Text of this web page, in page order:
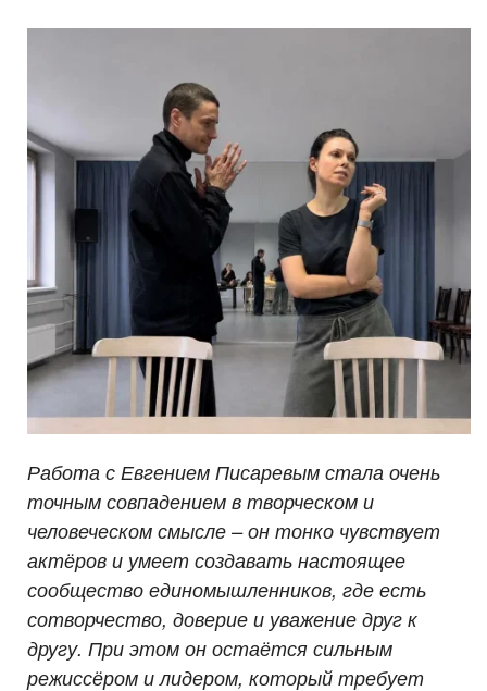
Работа с Евгением Писаревым стала очень
точным совпадением в творческом и
человеческом смысле – он тонко чувствует
актёров и умеет создавать настоящее
сообщество единомышленников, где есть
сотворчество, доверие и уважение друг к
другу. При этом он остаётся сильным
режиссёром и лидером, который требует